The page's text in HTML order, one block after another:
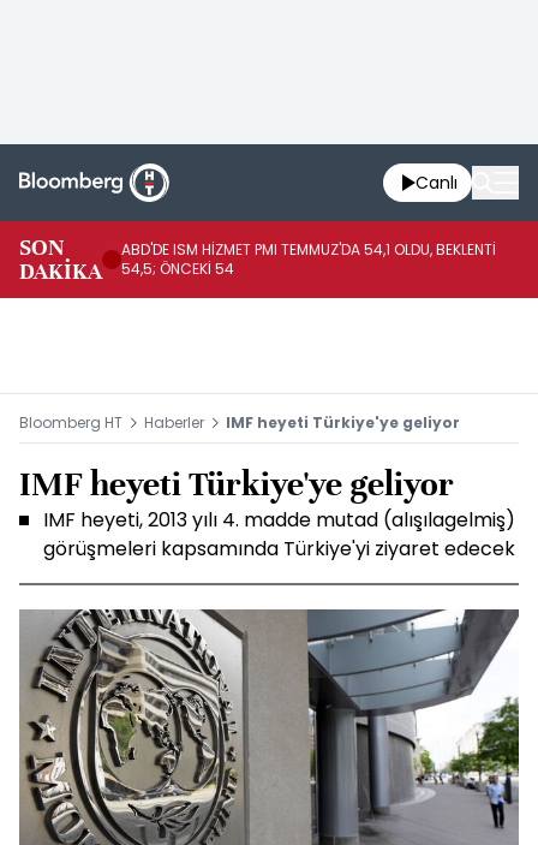
Canlı
SON
DAKİKA
ABD'DE ISM HİZMET PMI TEMMUZ'DA 54,1 OLDU, BEKLENTİ
54,5; ÖNCEKİ 54
Bloomberg HT Haberler IMF heyeti Türkiye'ye geliyor
IMF heyeti Türkiye'ye geliyor
IMF heyeti, 2013 yılı 4. madde mutad (alışılagelmiş)
görüşmeleri kapsamında Türkiye'yi ziyaret edecek